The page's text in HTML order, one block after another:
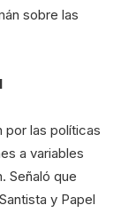
sobre las
por las políticas
a variables
Señaló que
y Papel